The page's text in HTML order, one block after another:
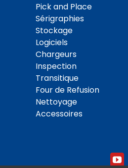
Pick and Place
Sérigraphies
Stockage
Logiciels
Chargeurs
Inspection
Transitique
Four de Refusion
Nettoyage
Accessoires